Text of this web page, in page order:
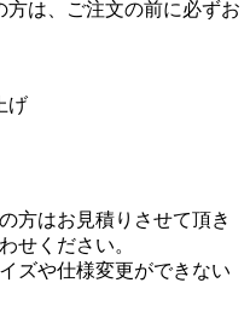
方は、ご注文の前に必ずお
げ
方はお見積りさせて頂き
せください。
ズや仕様変更ができない